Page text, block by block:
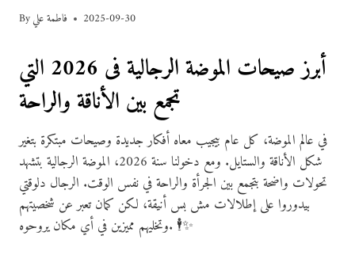
Byفاطمة علي 2025-09-30
أبرز صيحات الموضة الرجالية فى 2026 التي
تجمع بين الأناقة والراحة
في عالم الموضة، كل عام بيجيب معاه أفكار جديدة وصيحات مبتكرة بتغير
شكل الأناقة والستايل. ومع دخولنا سنة 2026، الموضة الرجالية بتشهد
تحولات واضحة بتجمع بين الجرأة والراحة في نفس الوقت. الرجال دلوقتي
بيدوروا على إطلالات مش بس أنيقة، لكن كمان تعبر عن شخصيتهم
وتخليهم مميزين في أي مكان يروحوه. 🕴✨